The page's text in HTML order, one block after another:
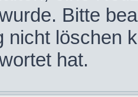
Bitte
nicht löschen
hat.